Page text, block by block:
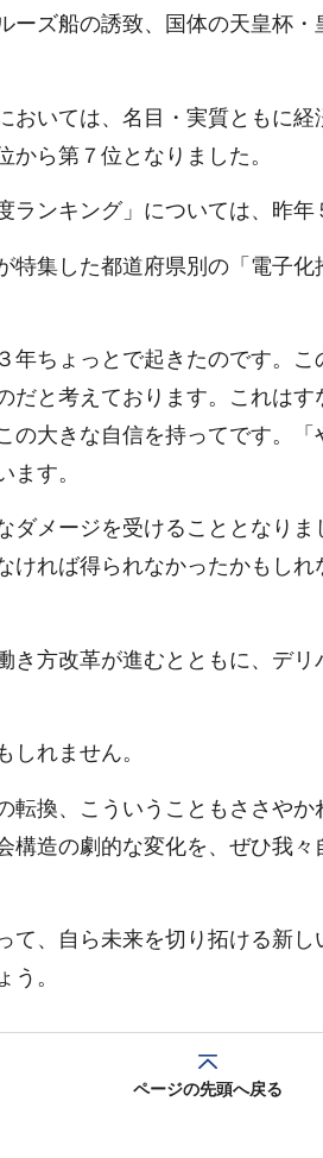
ーズ船の誘致、国体の天皇杯
おいては、名目・実質ともに
から第７位となりました。
ンキング」については、昨年
特集した都道府県別の「電子
年ちょっとで起きたのです。
だと考えております。これは
の大きな自信を持ってです。
ます。
ダメージを受けることとなり
ければ得られなかったかもし
き方改革が進むとともに、デ
しれません。
転換、こういうこともささや
構造の劇的な変化を、ぜひ我
て、自ら未来を切り拓ける新
う。
ページの先頭へ戻る